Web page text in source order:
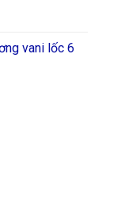
vani lốc 6